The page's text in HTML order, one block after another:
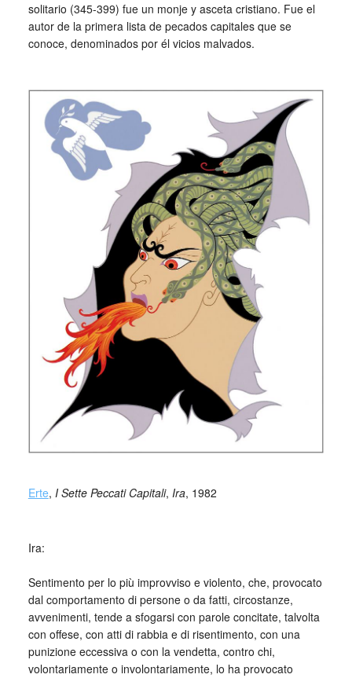
solitario (345-399) fue un monje y asceta cristiano. Fue el
autor de la primera lista de pecados capitales que se
conoce, denominados por él vicios malvados.
Erte, I Sette Peccati Capitali, Ira, 1982
Ira:
Sentimento per lo più improvviso e violento, che, provocato
dal comportamento di persone o da fatti, circostanze,
avvenimenti, tende a sfogarsi con parole concitate, talvolta
con offese, con atti di rabbia e di risentimento, con una
punizione eccessiva o con la vendetta, contro chi,
volontariamente o involontariamente, lo ha provocato